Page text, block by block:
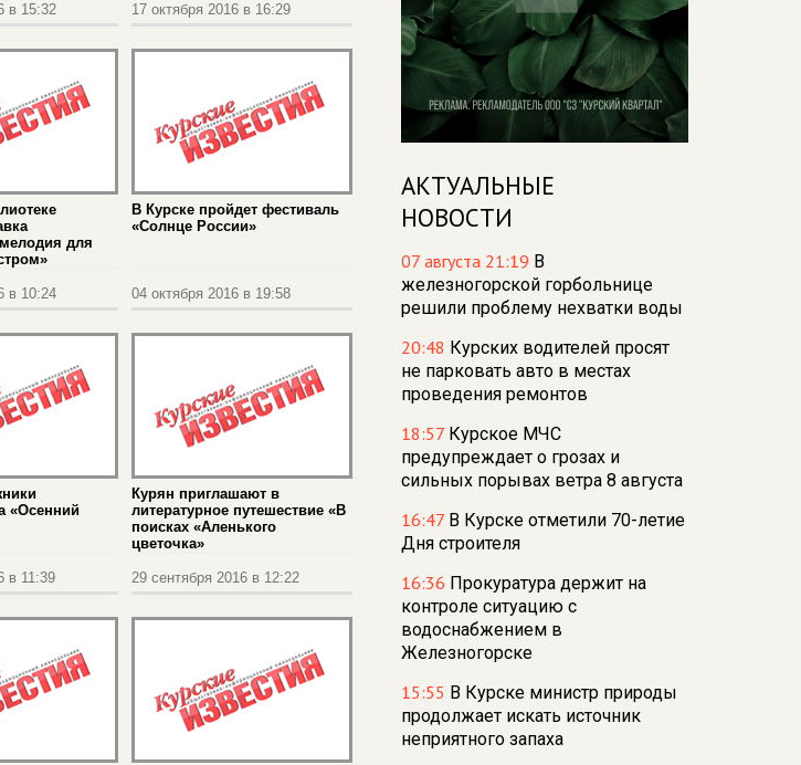
в 15:32 17 октября 2016 в 16:29
для
в 10:24
В Курске пройдет фестиваль
«Солнце России»
04 октября 2016 в 19:58
«Осенний
в 11:39
Курян приглашают в
литературное путешествие «В
поисках «Аленького
цветочка»
29 сентября 2016 в 12:22
АКТУАЛЬНЫЕ
НОВОСТИ
07 августа 21:19 В
железногорской горбольнице
решили проблему нехватки воды
20:48 Курских водителей просят
не парковать авто в местах
проведения ремонтов
18:57 Курское МЧС
предупреждает о грозах и
сильных порывах ветра 8 августа
16:47 В Курске отметили 70-летие
Дня строителя
16:36 Прокуратура держит на
контроле ситуацию с
водоснабжением в
Железногорске
15:55 В Курске министр природы
продолжает искать источник
неприятного запаха